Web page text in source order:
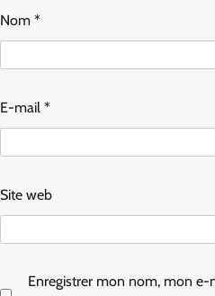
Nom *
E-mail *
Site web
Enregistrer mon nom, mon